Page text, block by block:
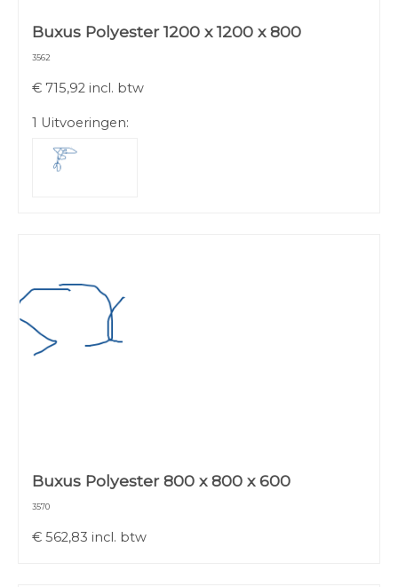
Buxus Polyester 1200 x 1200 x 800
3562
€ 715,92 incl. btw
1 Uitvoeringen:
Buxus Polyester 800 x 800 x 600
3570
€ 562,83 incl. btw